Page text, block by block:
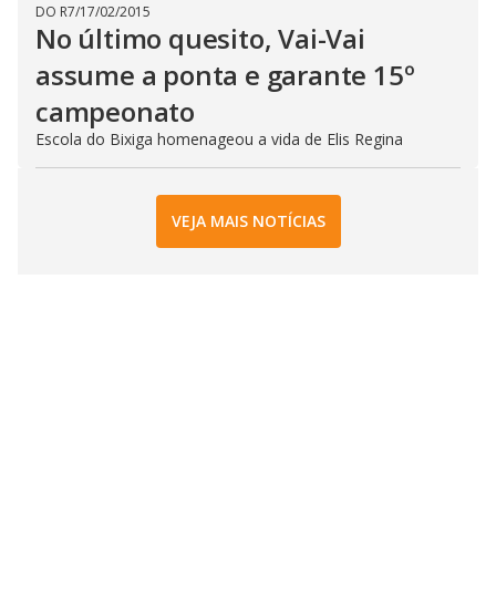
DO R7/17/02/2015
No último quesito, Vai-Vai
assume a ponta e garante 15º
campeonato
Escola do Bixiga homenageou a vida de Elis Regina
VEJA MAIS NOTÍCIAS